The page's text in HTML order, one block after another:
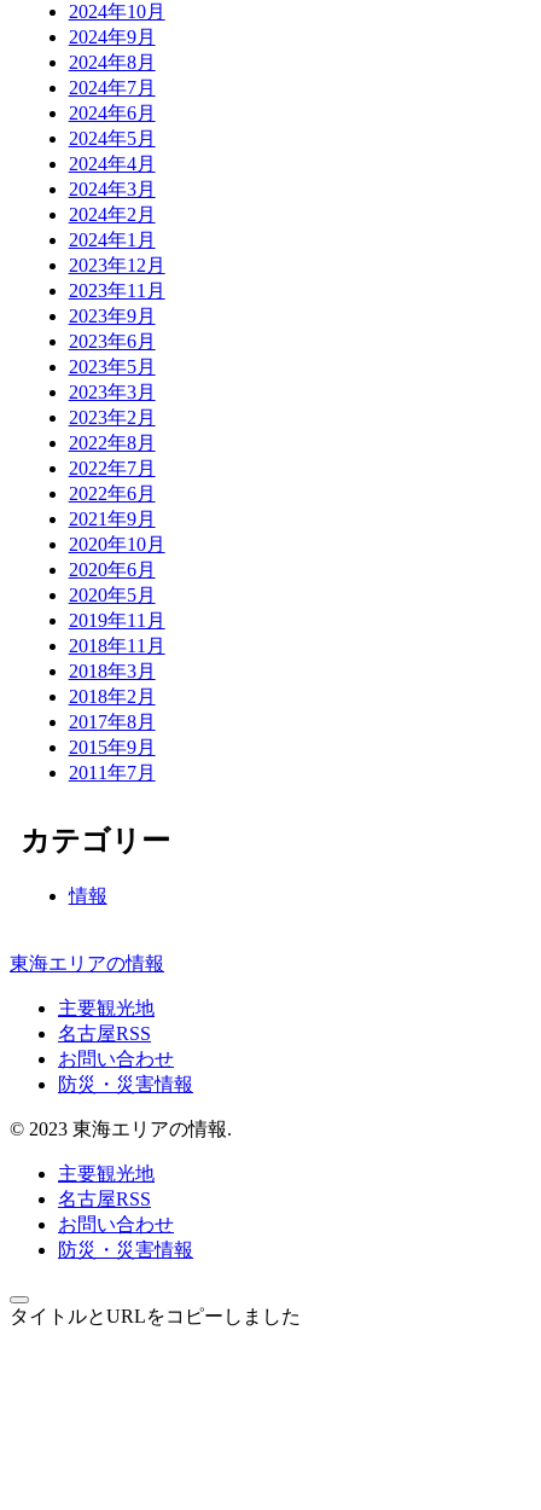
2024年10月
2024年9月
2024年8月
2024年7月
2024年6月
2024年5月
2024年4月
2024年3月
2024年2月
2024年1月
2023年12月
2023年11月
2023年9月
2023年6月
2023年5月
2023年3月
2023年2月
2022年8月
2022年7月
2022年6月
2021年9月
2020年10月
2020年6月
2020年5月
2019年11月
2018年11月
2018年3月
2018年2月
2017年8月
2015年9月
2011年7月
カテゴリー
情報
東海エリアの情報
主要観光地
名古屋RSS
お問い合わせ
防災・災害情報
© 2023 東海エリアの情報.
主要観光地
名古屋RSS
お問い合わせ
防災・災害情報
タイトルとURLをコピーしました